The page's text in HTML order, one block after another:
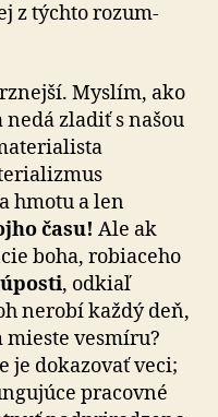
z týchto ro­zum­
Myslím, ako
nedá zladiť s našou
hmotu a len
času! Ale ak
boha, robiaceho
, odkiaľ
nerobí každý deň,
vesmíru?
je dokazovať veci;
pracovné